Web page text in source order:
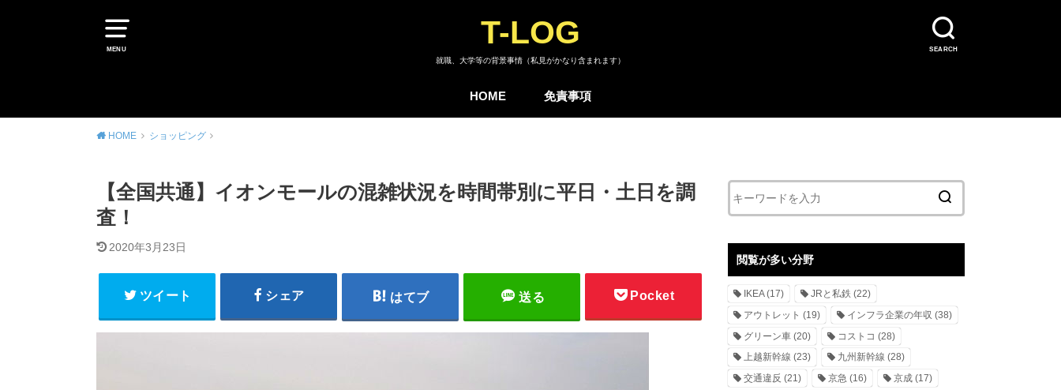
MENU SEARCH
T-LOG
就職、大学等の背景事情（私見がかなり含まれます）
HOME 免責事項
HOME ショッピング
【全国共通】イオンモールの混雑状況を時間帯別に平日・土日を調
査！
2020年3月23日
ツイート シェア はてブ 送る Pocket
閲覧が多い分野
IKEA(17) JRと私鉄 (22)
アウトレット (19) インフラ企業の年収 (38)
グリーン車 (20) コストコ (28)
上越新幹線 (23) 九州新幹線 (28)
交通違反 (21) 京急 (16) 京成(17)